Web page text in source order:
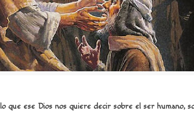
que ese Dios nos quiere decir sobre el ser humano,